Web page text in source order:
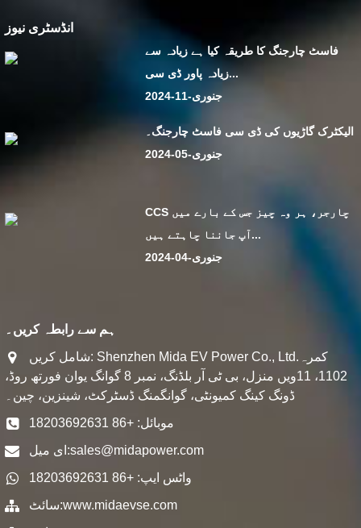
انڈسٹری نیوز
فاسٹ چارجنگ کا طریقہ کیا ہے زیادہ سے
زیادہ پاور ڈی سی...
جنوری-11-2024
الیکٹرک گاڑیوں کی ڈی سی فاسٹ چارجنگ۔
جنوری-05-2024
CCS چارجر، ہر وہ چیز جس کے بارے میں
آپ جاننا چاہتے ہیں...
جنوری-04-2024
ہم سے رابطہ کریں۔
شامل کریں: Shenzhen Mida EV Power Co., Ltd.کمرہ
1102، 11ویں منزل، بی ٹی آر بلڈنگ، نمبر 8 گوانگ یوان فورتھ روڈ،
ڈونگ کینگ کمیونٹی، گوانگمنگ ڈسٹرکٹ، شینزین، چین۔
موبائل: +86 18203692631
ای میل:sales@midapower.com
واٹس ایپ: +86 18203692631
سائٹ:www.midaevse.com